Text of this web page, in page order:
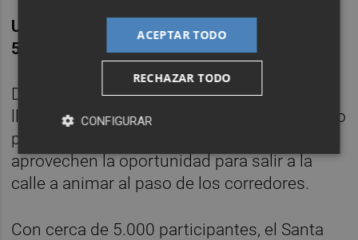
Una oportunidad para animar a cerca de
5.000 atletas
Desde la organización se hace un
llamamiento para que, todos aquellos que no
participen en las carreras programadas,
aprovechen la oportunidad para salir a la
calle a animar al paso de los corredores.
Con cerca de 5.000 participantes, el Santa
ACEPTAR TODO
RECHAZAR TODO
CONFIGURAR